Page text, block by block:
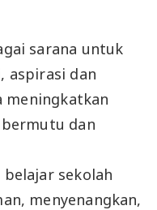
sarana untuk
aspirasi dan
meningkatkan
dan
sekolah
menyenangkan,